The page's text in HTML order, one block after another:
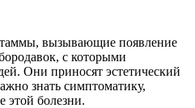
вызывающие появление
с которыми
Они приносят эстетический
знать симптоматику,
этой болезни.